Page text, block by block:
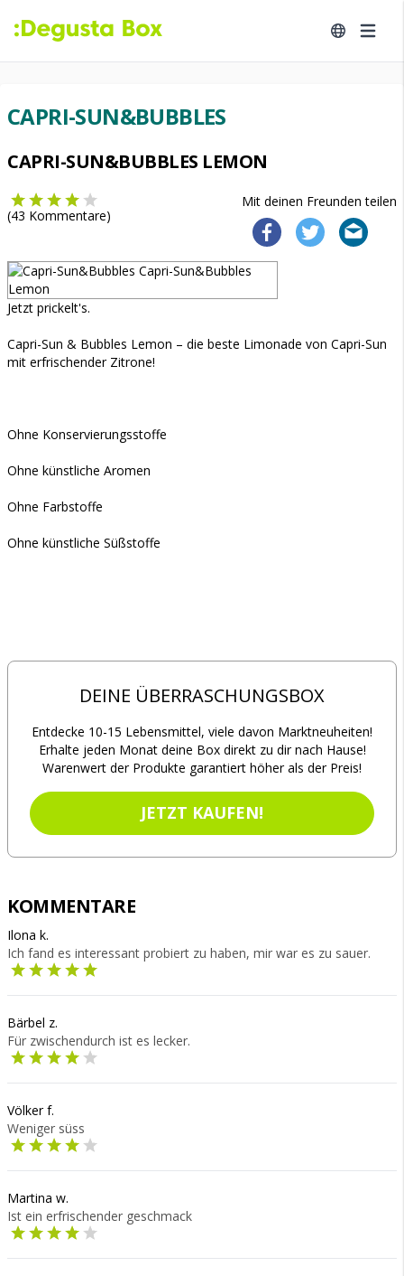
CAPRI-SUN&BUBBLES
CAPRI-SUN&BUBBLES LEMON
Mit deinen Freunden teilen
(43 Kommentare)
Jetzt prickelt's.
Capri-Sun & Bubbles Lemon – die beste Limonade von Capri-Sun
mit erfrischender Zitrone!
Ohne Konservierungsstoffe
Ohne künstliche Aromen
Ohne Farbstoffe
Ohne künstliche Süßstoffe
DEINE ÜBERRASCHUNGSBOX
Entdecke 10-15 Lebensmittel, viele davon Marktneuheiten!
Erhalte jeden Monat deine Box direkt zu dir nach Hause!
Warenwert der Produkte garantiert höher als der Preis!
JETZT KAUFEN!
KOMMENTARE
Ilona k.
Ich fand es interessant probiert zu haben, mir war es zu sauer.
Bärbel z.
Für zwischendurch ist es lecker.
Völker f.
Weniger süss
Martina w.
Ist ein erfrischender geschmack